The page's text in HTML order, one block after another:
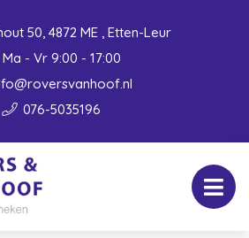
50, 4872 ME , Etten-Leur
Ma - Vr 9:00 - 17:00
076-5035196